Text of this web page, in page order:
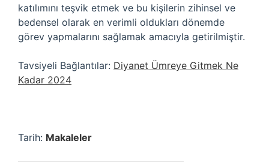
katılımını teşvik etmek ve bu kişilerin zihinsel ve
bedensel olarak en verimli oldukları dönemde
görev yapmalarını sağlamak amacıyla getirilmiştir.
Tavsiyeli Bağlantılar: Diyanet Ümreye Gitmek Ne
Kadar 2024
Tarih: Makaleler